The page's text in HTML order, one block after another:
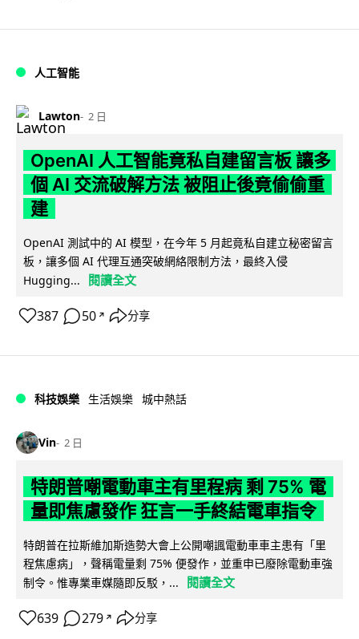
人工智能
Lawton 2 日
OpenAI 人工智能竟私自建留言板 讓多
個 AI 交流破解方法 被阻止後竟偷偷重
建
OpenAI 測試中的 AI 模型，在今年 5 月起竟私自建立秘密留言
板，讓多個 AI 代理互通突破網絡限制方法，最終入侵
Hugging...
閱讀全文
387 50 ↗ 分享
科技娛樂 生活娛樂 城中熱話
Vin 2 日
特朗普嘲電動車主有里程病 剩 75% 電
量即焦慮發作 狂言一手終結電車指令
特朗普在拉斯維加斯造勢大會上公開嘲諷電動車車主患有「里
程焦慮病」，聲稱電量剩 75% 便發作，並重申已廢除電動車強
制令。惟專業車媒隨即反駁，...
閱讀全文
639 279 ↗ 分享